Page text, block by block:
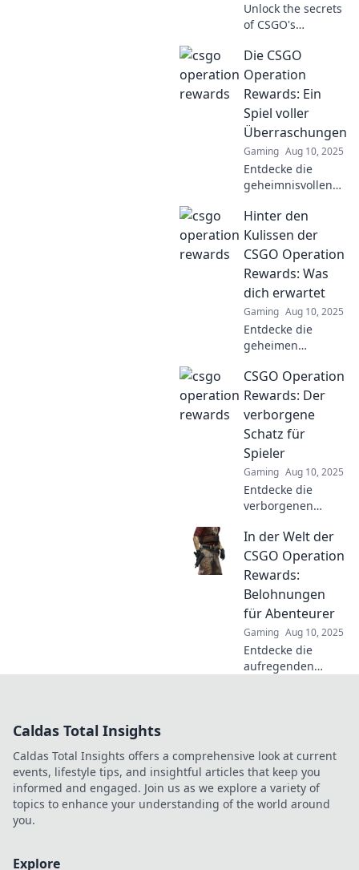
Unlock the secrets
of CSGO's
rewards! Discover
hidden treasures
and elevate your
gameplay in ways
you never
imagined.
Die CSGO
Operation
Rewards: Ein
Spiel voller
Überraschungen
Gaming Aug 10, 2025
Entdecke die
geheimnisvollen
Rewards!
Überraschungen
warten auf dich –
erfahre alles über
die besten
Belohnungen und
mehr!
Hinter den
Kulissen der
CSGO Operation
Rewards: Was
dich erwartet
Gaming Aug 10, 2025
Entdecke die
geheimen
CSGO-Operation!
Was erwartet dich
hinter den
Kulissen? Lass dir
die besten Tipps
nicht entgehen!
CSGO Operation
Rewards: Der
verborgene
Schatz für
Spieler
Gaming Aug 10, 2025
Entdecke die
verborgenen
Operation! Finde
heraus, welche
Belohnungen auf
dich warten und
wie du sie
maximieren
kannst!
In der Welt der
CSGO Operation
Rewards:
Belohnungen
für Abenteurer
Gaming Aug 10, 2025
Entdecke die
aufregenden
unvergessliche
Loot-Wünsche
warten auf dich!
Caldas Total Insights
Caldas Total Insights offers a comprehensive look at current
events, lifestyle tips, and insightful articles that keep you
informed and engaged. Join us as we explore a variety of
topics to enhance your understanding of the world around
you.
Explore